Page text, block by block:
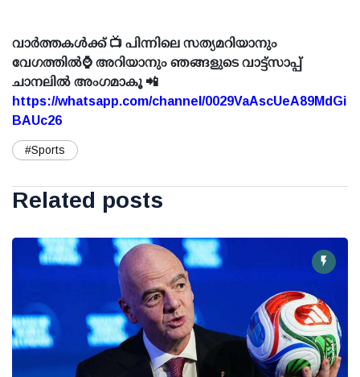
വാർത്തകൾക്ക് 📺 പിന്നിലെ സത്യമറിയാനും
വേഗത്തിൽ⌚ അറിയാനും ഞങ്ങളുടെ വാട്ട്സാപ്പ്
ചാനലിൽ അംഗമാകൂ 📲
https://whatsapp.com/channel/0029VaAscUeA89MdGi
BAUc26
#Sports
Related posts